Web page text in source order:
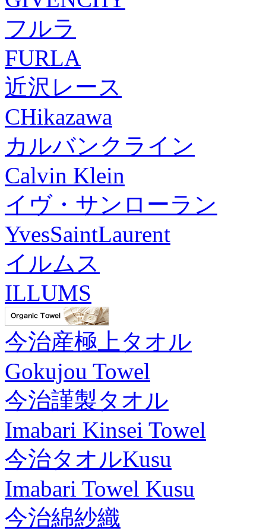
フルラ
FURLA
近沢レース
CHikazawa
カルバンクライン
Calvin Klein
イヴ・サンローラン
YvesSaintLaurent
イルムス
ILLUMS
今治産極上タオル
Gokujou Towel
今治謹製タオル
Imabari Kinsei Towel
今治タオルKusu
Imabari Towel Kusu
今治綿紗織